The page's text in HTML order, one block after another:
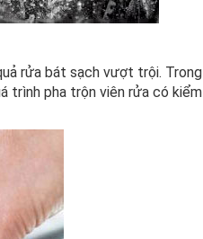
rửa bát sạch vượt trội. Trong
trình pha trộn viên rửa có kiểm